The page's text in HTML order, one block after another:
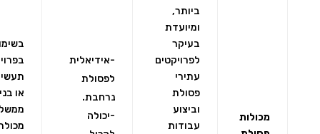
מכולות
ביותר,
ומיועדת
בעיקר
לפרויקטים
עתירי
פסולת
וביצוע
עבודות
-אידיאלית
לפסולת
נרחבת.
-יכולה
או